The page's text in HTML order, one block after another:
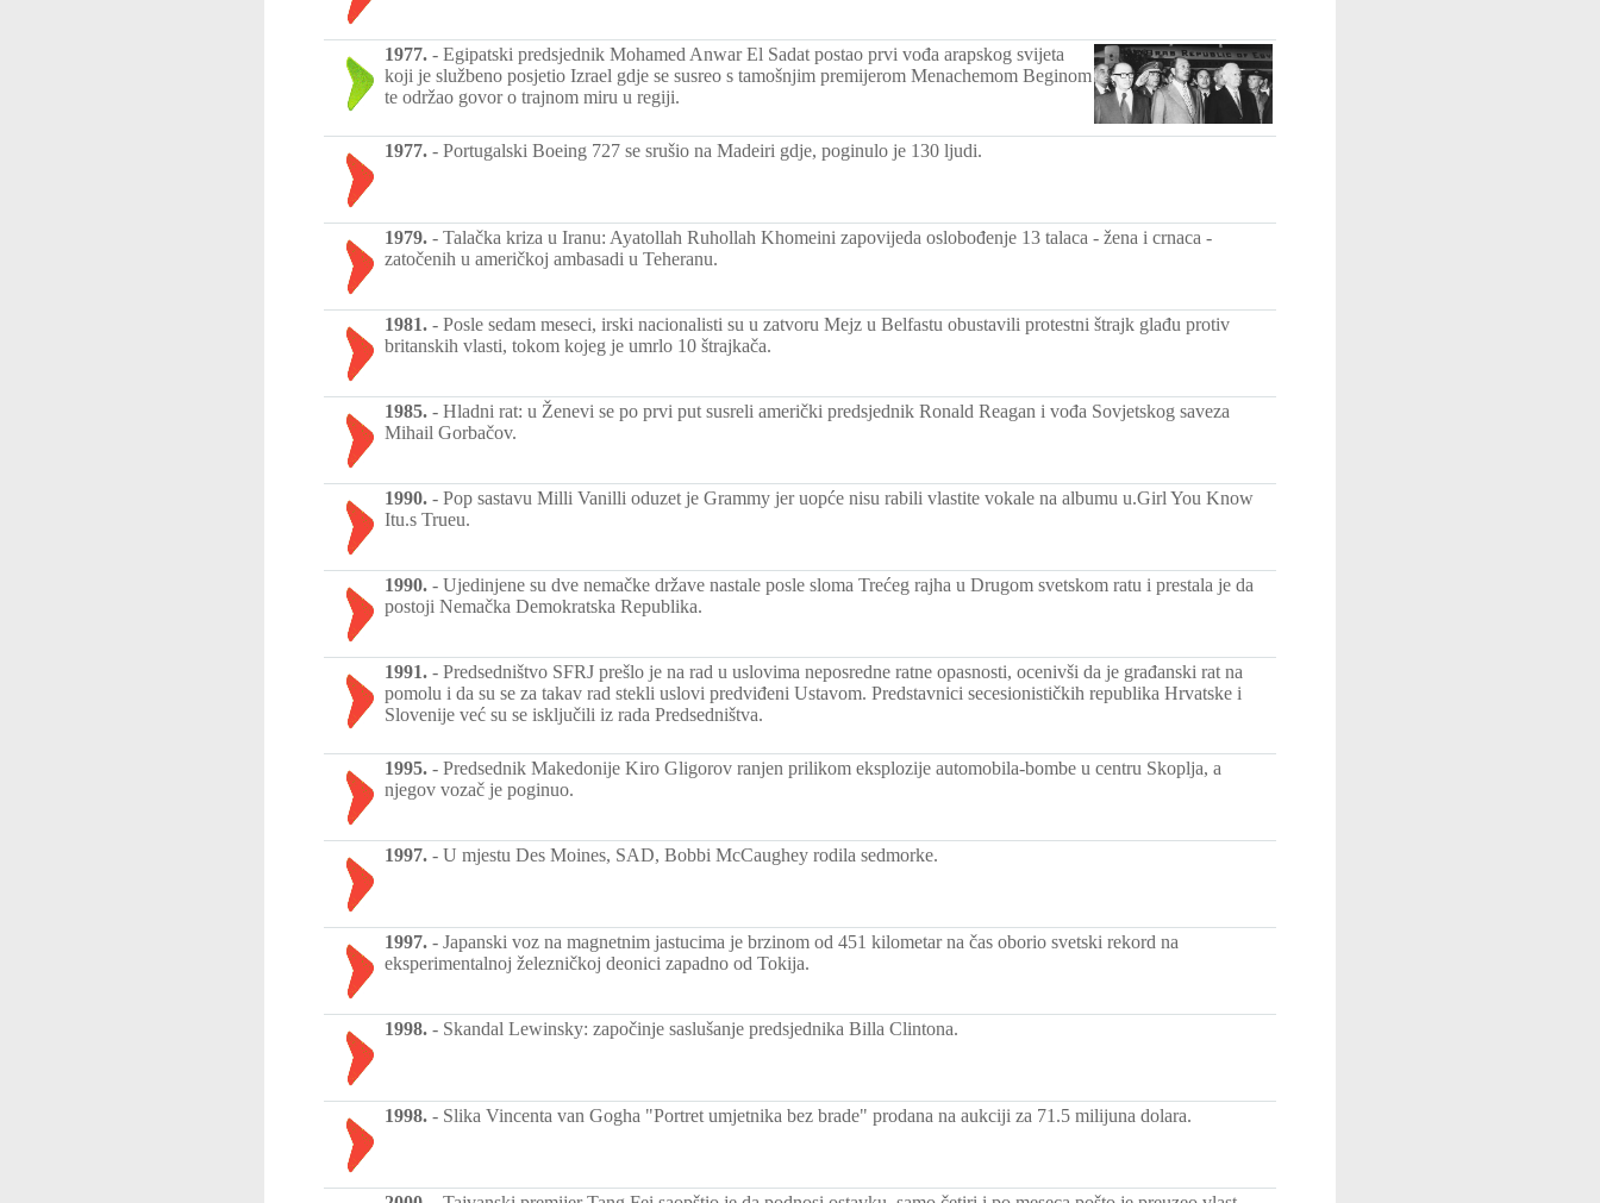
1977. - Egipatski predsjednik Mohamed Anwar El Sadat postao prvi vođa arapskog svijeta
koji je službeno posjetio Izrael gdje se susreo s tamošnjim premijerom Menachemom Beginom
te održao govor o trajnom miru u regiji.
1977. - Portugalski Boeing 727 se srušio na Madeiri gdje, poginulo je 130 ljudi.
1979. - Talačka kriza u Iranu: Ayatollah Ruhollah Khomeini zapovijeda oslobođenje 13 talaca - žena i crnaca -
zatočenih u američkoj ambasadi u Teheranu.
1981. - Posle sedam meseci, irski nacionalisti su u zatvoru Mejz u Belfastu obustavili protestni štrajk glađu protiv
britanskih vlasti, tokom kojeg je umrlo 10 štrajkača.
1985. - Hladni rat: u Ženevi se po prvi put susreli američki predsjednik Ronald Reagan i vođa Sovjetskog saveza
Mihail Gorbačov.
1990. - Pop sastavu Milli Vanilli oduzet je Grammy jer uopće nisu rabili vlastite vokale na albumu u.Girl You Know
Itu.s Trueu.
1990. - Ujedinjene su dve nemačke države nastale posle sloma Trećeg rajha u Drugom svetskom ratu i prestala je da
postoji Nemačka Demokratska Republika.
1991. - Predsedništvo SFRJ prešlo je na rad u uslovima neposredne ratne opasnosti, ocenivši da je građanski rat na
pomolu i da su se za takav rad stekli uslovi predviđeni Ustavom. Predstavnici secesionističkih republika Hrvatske i
Slovenije već su se isključili iz rada Predsedništva.
1995. - Predsednik Makedonije Kiro Gligorov ranjen prilikom eksplozije automobila-bombe u centru Skoplja, a
njegov vozač je poginuo.
1997. - U mjestu Des Moines, SAD, Bobbi McCaughey rodila sedmorke.
1997. - Japanski voz na magnetnim jastucima je brzinom od 451 kilometar na čas oborio svetski rekord na
eksperimentalnoj železničkoj deonici zapadno od Tokija.
1998. - Skandal Lewinsky: započinje saslušanje predsjednika Billa Clintona.
1998. - Slika Vincenta van Gogha "Portret umjetnika bez brade" prodana na aukciji za 71.5 milijuna dolara.